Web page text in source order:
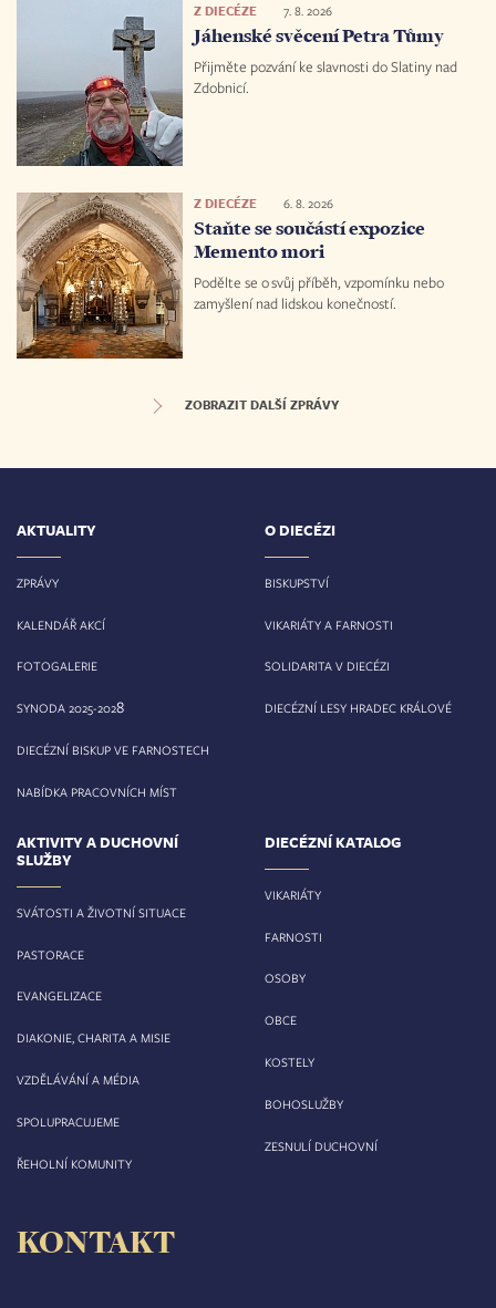
Z DIECÉZE 7. 8. 2026
Jáhenské svěcení Petra Tůmy
Přijměte pozvání ke slavnosti do Slatiny nad
Zdobnicí.
Z DIECÉZE 6. 8. 2026
Staňte se součástí expozice
Memento mori
Podělte se o svůj příběh, vzpomínku nebo
zamyšlení nad lidskou konečností.
ZOBRAZIT DALŠÍ ZPRÁVY
AKTUALITY
ZPRÁVY
KALENDÁŘ AKCÍ
FOTOGALERIE
SYNODA 2025-2028
DIECÉZNÍ BISKUP VE FARNOSTECH
NABÍDKA PRACOVNÍCH MÍST
O DIECÉZI
BISKUPSTVÍ
VIKARIÁTY A FARNOSTI
SOLIDARITA V DIECÉZI
DIECÉZNÍ LESY HRADEC KRÁLOVÉ
AKTIVITY A DUCHOVNÍ
SLUŽBY
SVÁTOSTI A ŽIVOTNÍ SITUACE
PASTORACE
EVANGELIZACE
DIAKONIE, CHARITA A MISIE
VZDĚLÁVÁNÍ A MÉDIA
SPOLUPRACUJEME
ŘEHOLNÍ KOMUNITY
DIECÉZNÍ KATALOG
VIKARIÁTY
FARNOSTI
OSOBY
OBCE
KOSTELY
BOHOSLUŽBY
ZESNULÍ DUCHOVNÍ
KONTAKT